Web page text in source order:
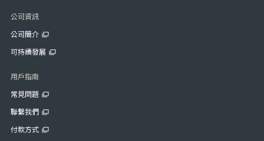
公司資訊
公司簡介
可持續發展
用戶指南
常見問題
聯繫我們
付款方式